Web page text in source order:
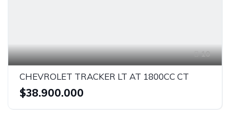
10
CHEVROLET TRACKER LT AT 1800CC CT
$38.900.000